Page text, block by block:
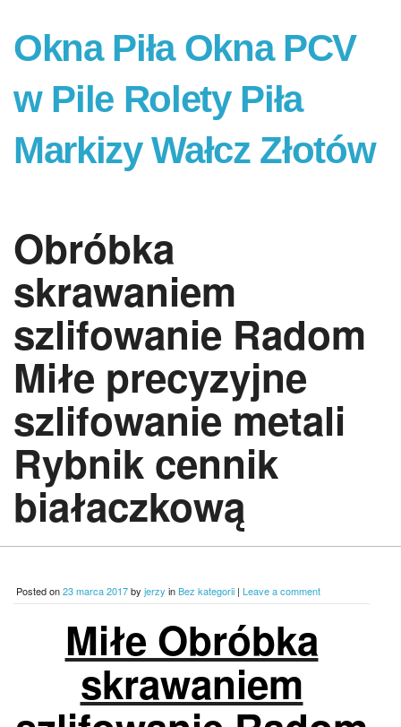
Okna Piła Okna PCV
w Pile Rolety Piła
Markizy Wałcz Złotów
Obróbka
skrawaniem
szlifowanie Radom
Miłe precyzyjne
szlifowanie metali
Rybnik cennik
białaczkową
Posted on23 marca 2017by jerzy inBez kategorii | Leave a comment
Miłe Obróbka
skrawaniem